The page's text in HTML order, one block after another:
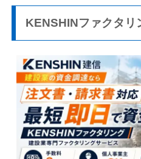
KENSHINファクタリ